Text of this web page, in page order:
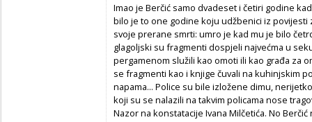
Imao je Berčić samo dvadeset i četiri godine
bilo je to one godine koju udžbenici iz
svoje prerane smrti: umro je kad mu je bilo
glagoljski su fragmenti dospjeli najvećma u
pergamenom služili kao omoti ili kao građa za
se fragmenti kao i knjige čuvali na kuhinjskim
napama... Police su bile izložene dimu,
koji su se nalazili na takvim policama nose
Nazor na konstatacije Ivana Milčetića. No